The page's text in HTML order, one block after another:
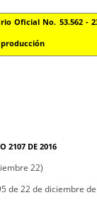
Oficial No. 53.562 -
2107 DE 2016
22)
de 22 de diciembre